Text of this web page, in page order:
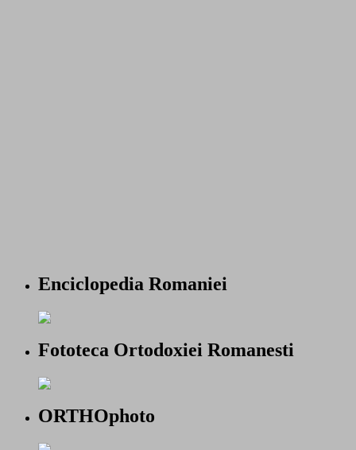
Enciclopedia Romaniei
Fototeca Ortodoxiei Romanesti
ORTHOphoto